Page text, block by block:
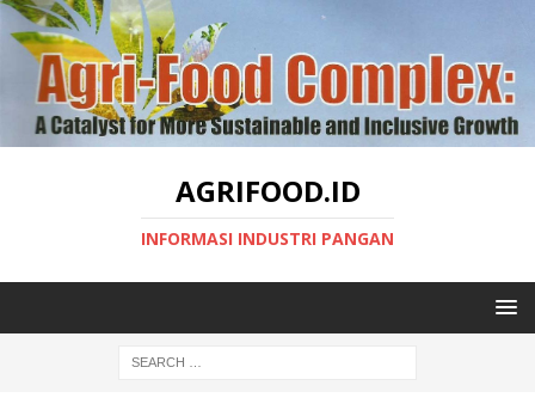
AGRIFOOD.ID
INFORMASI INDUSTRI PANGAN